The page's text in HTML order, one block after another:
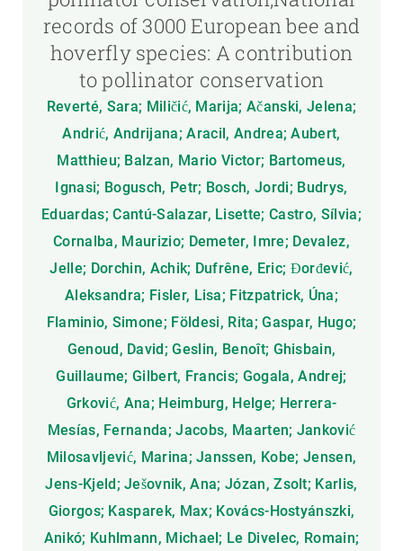
records of 3000 European bee and
hoverfly species: A contribution
to pollinator conservation
Reverté, Sara; Miličić, Marija; Ačanski, Jelena;
Andrić, Andrijana; Aracil, Andrea; Aubert,
Matthieu; Balzan, Mario Victor; Bartomeus,
Ignasi; Bogusch, Petr; Bosch, Jordi; Budrys,
Eduardas; Cantú-Salazar, Lisette; Castro, Sílvia;
Cornalba, Maurizio; Demeter, Imre; Devalez,
Jelle; Dorchin, Achik; Dufrêne, Eric; Đorđević,
Aleksandra; Fisler, Lisa; Fitzpatrick, Úna;
Flaminio, Simone; Földesi, Rita; Gaspar, Hugo;
Genoud, David; Geslin, Benoît; Ghisbain,
Guillaume; Gilbert, Francis; Gogala, Andrej;
Grković, Ana; Heimburg, Helge; Herrera-
Mesías, Fernanda; Jacobs, Maarten; Janković
Milosavljević, Marina; Janssen, Kobe; Jensen,
Jens-Kjeld; Ješovnik, Ana; Józan, Zsolt; Karlis,
Giorgos; Kasparek, Max; Kovács-Hostyánszki,
Anikó; Kuhlmann, Michael; Le Divelec, Romain;